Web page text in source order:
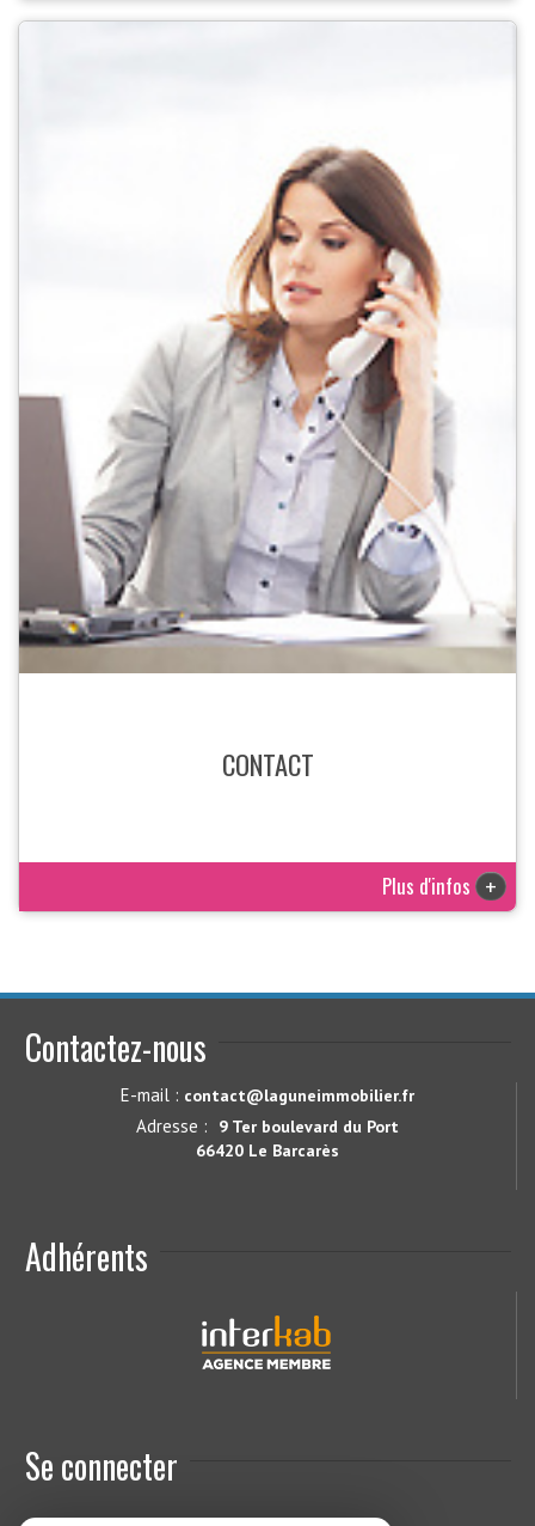
CONTACT
Plus d'infos +
Contactez-nous
E-mail : contact@laguneimmobilier.fr
Adresse :
9 Ter boulevard du Port
66420 Le Barcarès
Adhérents
Se connecter